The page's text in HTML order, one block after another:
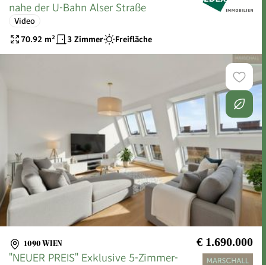
nahe der U-Bahn Alser Straße
Video
70.92 m² 3 Zimmer Freifläche
1090 WIEN € 1.690.000
"NEUER PREIS" Exklusive 5-Zimmer-